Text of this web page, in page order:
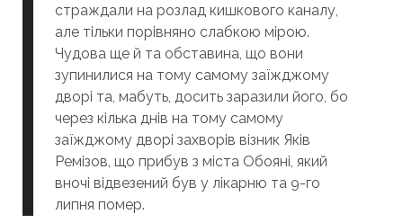
страждали на розлад кишкового каналу,
але тільки порівняно слабкою мірою.
Чудова ще й та обставина, що вони
зупинилися на тому самому заїжджому
дворі та, мабуть, досить заразили його, бо
через кілька днів на тому самому
заїжджому дворі захворів візник Яків
Ремізов, що прибув з міста Обояні, який
вночі відвезений був у лікарню та 9-го
липня помер.